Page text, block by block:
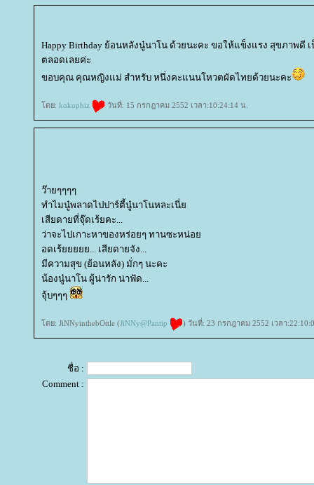
Happy Birthday ย้อนหลังนู๋นาโน ด้วยนะคะ ขอให้แข็งแรง สุขภาพดี
ตลอดเลยค่ะ
ขอบคุณ คุณหญิงแม่ สำหรับ หนึ่งคะแนนโหวตผัดไทยด้วยนะคะ
ดย: kokophiz วันที่: 15 กรกฎาคม 2552 เวลา:10:24:14 น.
ว๊ายๆๆๆๆ
ทำไมนู๋พลาดไปปาร์ตี้นู๋นาโนหละเนี่
เสียดายที่จุ๊ดเร้ยคะ...
ว่าจะไปเกาะหาของหร่อยๆ ทานซะหน่อ
อดเร้ยยยยย... เสียดายจัง...
มีความสุข (ย้อนหลัง) มั่กๆ นะคะ
น้องนู๋นาโน ผู้น่ารัก น่าฟัด...
จุ้บๆๆๆ
ดย: JiNNyinthebOttle (JiNNy@Pantip ) วันที่: 23 กรกฎาคม 2552 เวลา
ชื่อ :
Comment :